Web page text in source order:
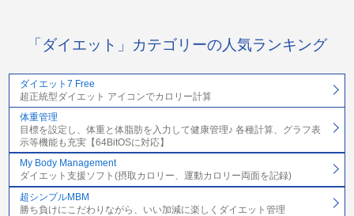
「ダイエット」カテゴリーの人気ランキング
ダイエット7 Free
超正統型ダイエット アイコンでカロリー計算
体重管理
目標を設定し、体重と体脂肪を入力して健康管理♪ 各種計算、グラフ表
示等機能も充実【64BitOSに対応】
My Body Management
ダイエット支援ソフト(摂取カロリー、運動カロリー両面を記録)
超シンプルMBM
勝ち負けにこだわりながら、いい加減に楽しくダイエット管理